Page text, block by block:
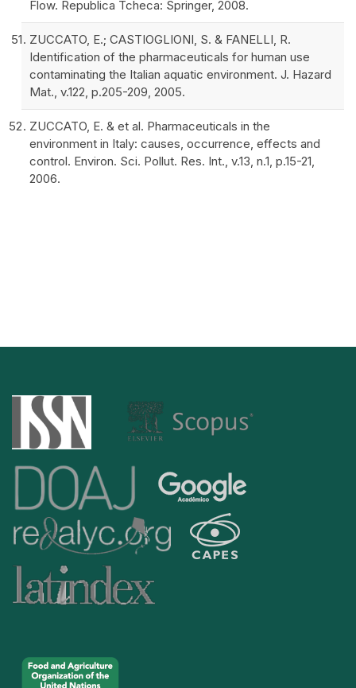
Flow. Republica Tcheca: Springer, 2008.
ZUCCATO, E.; CASTIOGLIONI, S. & FANELLI, R.
Identification of the pharmaceuticals for human use
contaminating the Italian aquatic environment. J. Hazard
Mat., v.122, p.205-209, 2005.
ZUCCATO, E. & et al. Pharmaceuticals in the
environment in Italy: causes, occurrence, effects and
control. Environ. Sci. Pollut. Res. Int., v.13, n.1, p.15-21,
2006.